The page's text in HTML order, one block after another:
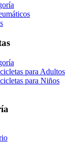
para Adultos
para Niños